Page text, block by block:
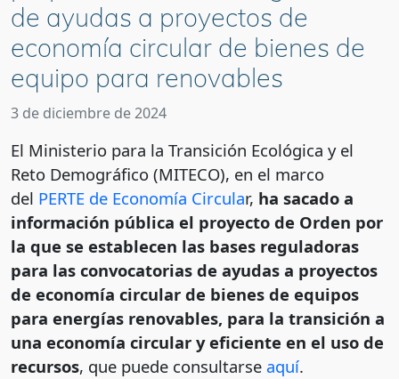
de ayudas a proyectos de
economía circular de bienes de
equipo para renovables
3 de diciembre de 2024
El Ministerio para la Transición Ecológica y el
Reto Demográfico (MITECO), en el marco
del PERTE de Economía Circular, ha sacado a
información pública el proyecto de Orden por
la que se establecen las bases reguladoras
para las convocatorias de ayudas a proyectos
de economía circular de bienes de equipos
para energías renovables, para la transición a
una economía circular y eficiente en el uso de
recursos, que puede consultarse aquí.